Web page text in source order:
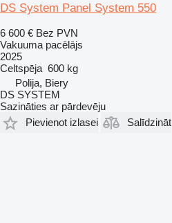
DS System Panel System 550
6 600 € Bez PVN
Vakuuma pacēlājs
2025
Celtspēja 600 kg
Polija, Biery
DS SYSTEM
Sazināties ar pārdevēju
Pievienot izlasei
Salīdzināt